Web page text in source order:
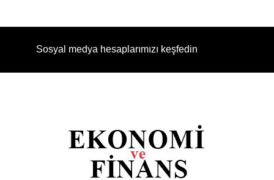
Sosyal medya hesaplarımızı keşfedin